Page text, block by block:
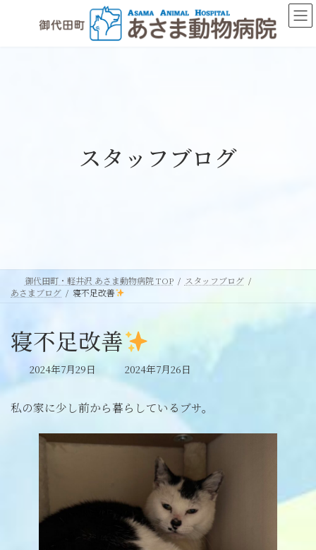
スタッフブログ
御代田町・軽井沢 あさま動物病院 TOP
スタッフブログ
あさまブログ
寝不足改善
寝不足改善
2024年7月29日
最
終
新
2024年7月26日
私の家に少し前から暮らしているブサ。